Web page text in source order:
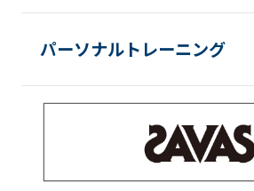
パーソナルトレーニング